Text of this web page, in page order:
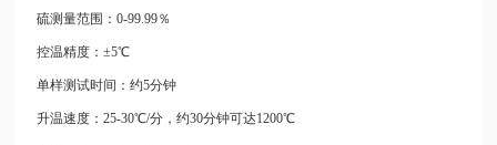
硫测量范围：0-99.99％
控温精度：±5℃
单样测试时间：约5分钟
升温速度：25-30℃/分，约30分钟可达1200℃